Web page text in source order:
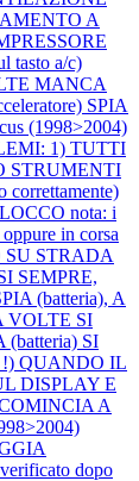
A
tasto a/c)
MANCA
SPIA
(1998>2004)
1) TUTTI
STRUMENTI
nota: i
in corsa
SU STRADA
SEMPRE,
(batteria), A
VOLTE SI
SI
!) QUANDO IL
DISPLAY E
A
dopo